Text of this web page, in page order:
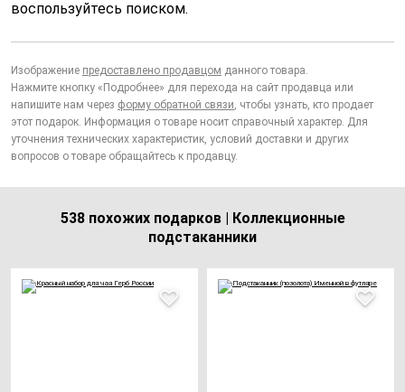
воспользуйтесь поиском.
Изображение предоставлено продавцом данного товара.
Нажмите кнопку «Подробнее» для перехода на сайт продавца или
напишите нам через форму обратной связи, чтобы узнать, кто продает
этот подарок. Информация о товаре носит справочный характер. Для
уточнения технических характеристик, условий доставки и других
вопросов о товаре обращайтесь к продавцу.
538 похожих подарков | Коллекционные
подстаканники